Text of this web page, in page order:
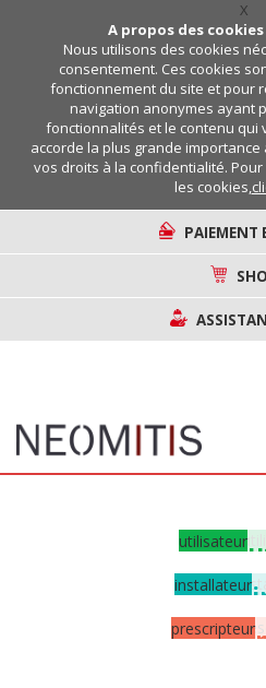
X
A propos des
Nous utilisons des cookies
consentement. Ces cookies
fonctionnement du site et pour
navigation anonymes ayant
fonctionnalités et le contenu qui
accorde la plus grande
vos droits à la confidentialité.
les cookies,
PAIEMENT